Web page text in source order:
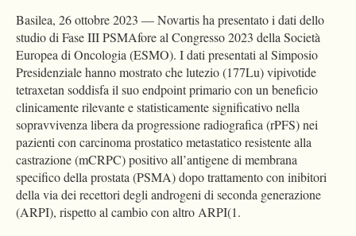
Basilea, 26 ottobre 2023 — Novartis ha presentato i dati dello
studio di Fase III PSMAfore al Congresso 2023 della Società
Europea di Oncologia (ESMO). I dati presentati al Simposio
Presidenziale hanno mostrato che lutezio (177Lu) vipivotide
tetraxetan soddisfa il suo endpoint primario con un beneficio
clinicamente rilevante e statisticamente significativo nella
sopravvivenza libera da progressione radiografica (rPFS) nei
pazienti con carcinoma prostatico metastatico resistente alla
castrazione (mCRPC) positivo all’antigene di membrana
specifico della prostata (PSMA) dopo trattamento con inibitori
della via dei recettori degli androgeni di seconda generazione
(ARPI), rispetto al cambio con altro ARPI(1.